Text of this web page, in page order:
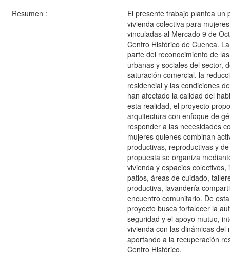
Resumen :
El presente trabajo plantea un
vivienda colectiva para
vinculadas al Mercado 9 de
Centro Histórico de Cuenca.
parte del reconocimiento de
urbanas y sociales del sector,
saturación comercial, la
residencial y las condiciones
han afectado la calidad del
esta realidad, el proyecto
arquitectura con enfoque de
responder a las necesidades
mujeres quienes combinan
productivas, reproductivas y
propuesta se organiza
vivienda y espacios colectivos,
patios, áreas de cuidado,
productiva, lavandería
encuentro comunitario. De
proyecto busca fortalecer la
seguridad y el apoyo mutuo,
vivienda con las dinámicas del
aportando a la recuperación
Centro Histórico.